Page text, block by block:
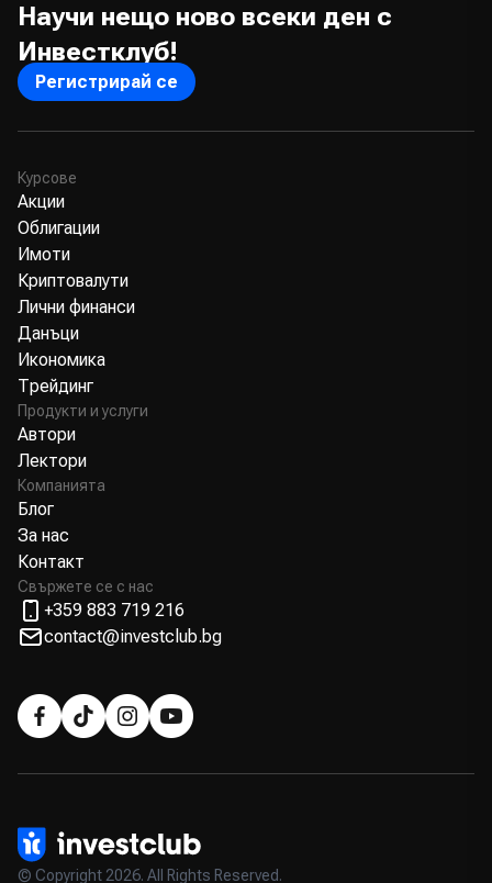
Научи нещо ново всеки ден с
Инвестклуб!
Регистрирай се
Курсове
Акции
Облигации
Имоти
Криптовалути
Лични финанси
Данъци
Икономика
Трейдинг
Продукти и услуги
Автори
Лектори
Компанията
Блог
За нас
Контакт
Свържете се с нас
+359 883 719 216
contact@investclub.bg
© Copyright 2026. All Rights Reserved.